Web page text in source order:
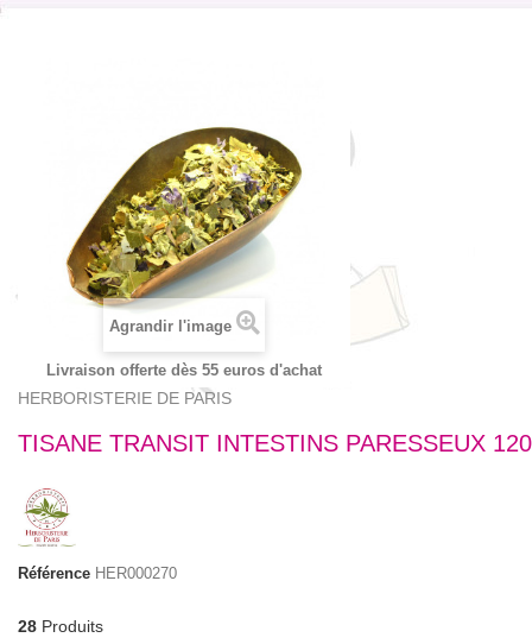
Agrandir l'image
Livraison offerte dès 55 euros d'achat
HERBORISTERIE DE PARIS
TISANE TRANSIT INTESTINS PARESSEUX
Référence HER000270
28 Produits